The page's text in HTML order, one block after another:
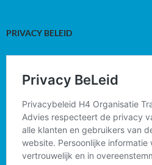
PRIVACY BELEID